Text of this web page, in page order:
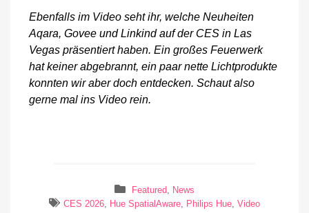
Ebenfalls im Video seht ihr, welche Neuheiten
Aqara, Govee und Linkind auf der CES in Las
Vegas präsentiert haben. Ein großes Feuerwerk
hat keiner abgebrannt, ein paar nette Lichtprodukte
konnten wir aber doch entdecken. Schaut also
gerne mal ins Video rein.
Featured, News
CES 2026, Hue SpatialAware, Philips Hue,Video